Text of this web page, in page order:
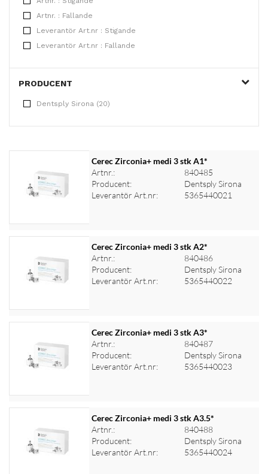
Artnr. : Fallande
Leverantör Art.nr : Stigande
Leverantör Art.nr : Fallande
PRODUCENT
Dentsply Sirona (20)
Cerec Zirconia+ medi 3 stk A1*
Artnr.:
840485
Producent:
Dentsply Sirona
Leverantör Art.nr:
5365440021
Logga in för priser
Cerec Zirconia+ medi 3 stk A2*
Artnr.:
840486
Producent:
Dentsply Sirona
Leverantör Art.nr:
5365440022
Logga in för priser
Cerec Zirconia+ medi 3 stk A3*
Artnr.:
840487
Producent:
Dentsply Sirona
Leverantör Art.nr:
5365440023
Logga in för priser
Cerec Zirconia+ medi 3 stk A3.5*
Artnr.:
840488
Producent:
Dentsply Sirona
Leverantör Art.nr:
5365440024